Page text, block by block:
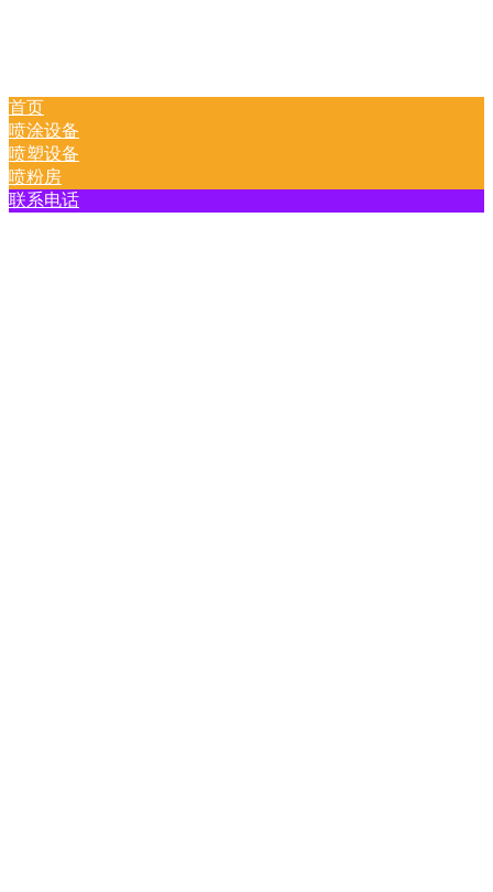
首页
喷涂设备
喷塑设备
喷粉房
联系电话